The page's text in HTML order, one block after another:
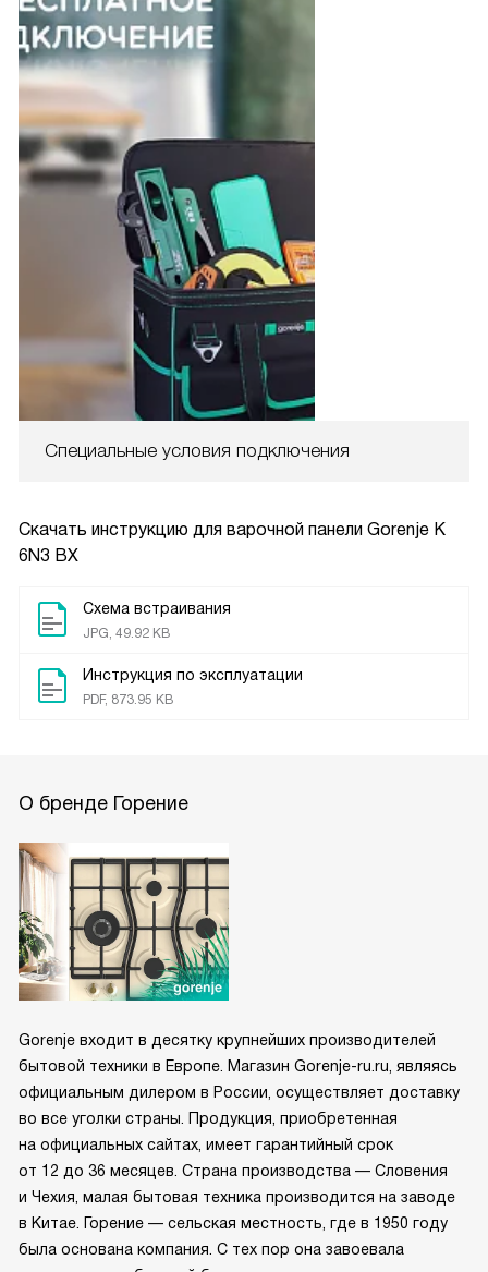
Специальные условия подключения
Скачать инструкцию для варочной панели Gorenje K
6N3 BX
Схема встраивания
JPG, 49.92 KB
Инструкция по эксплуатации
PDF, 873.95 KB
О бренде Горение
Gorenje входит в десятку крупнейших производителей
бытовой техники в Европе. Магазин Gorenje-ru.ru, являясь
официальным дилером в России, осуществляет доставку
во все уголки страны. Продукция, приобретенная
на официальных сайтах, имеет гарантийный срок
от 12 до 36 месяцев. Страна производства — Словения
и Чехия, малая бытовая техника производится на заводе
в Китае. Горение — сельская местность, где в 1950 году
была основана компания. С тех пор она завоевала